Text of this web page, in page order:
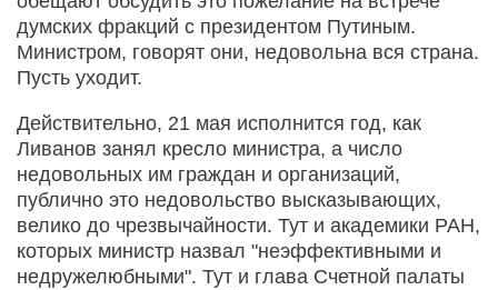
думских фракций с президентом Путиным.
Министром, говорят они, недовольна вся страна.
Пусть уходит.
Действительно, 21 мая исполнится год, как
Ливанов занял кресло министра, а число
недовольных им граждан и организаций,
публично это недовольство высказывающих,
велико до чрезвычайности. Тут и академики РАН,
которых министр назвал "неэффективными и
недружелюбными". Тут и глава Счетной палаты